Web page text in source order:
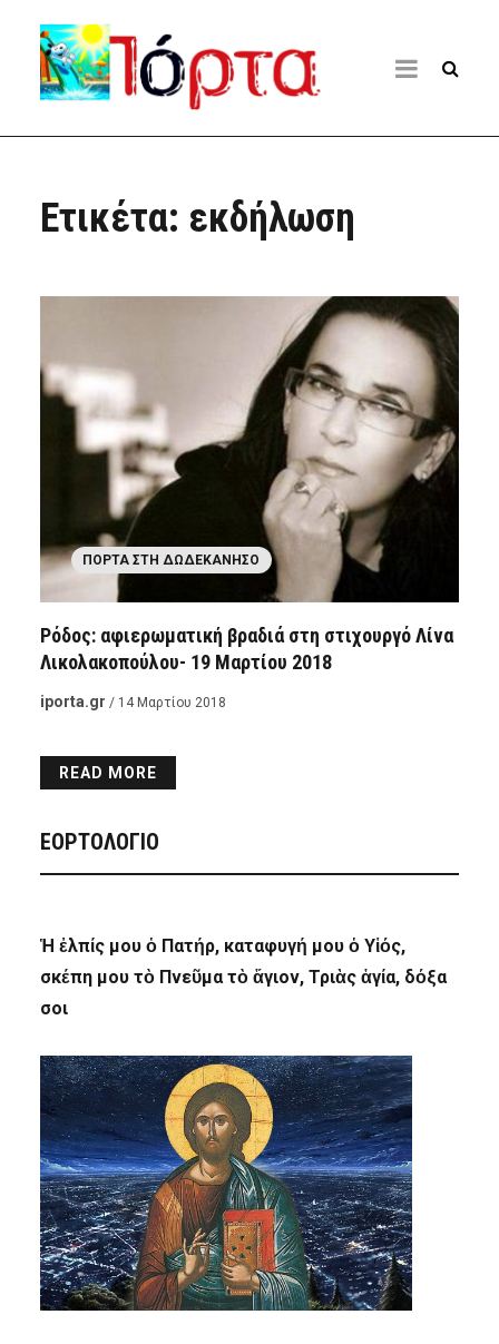
Ετικέτα: εκδήλωση
ΠΌΡΤΑ ΣΤΗ ΔΩΔΕΚΆΝΗΣΟ
Ρόδος: αφιερωματική βραδιά στη στιχουργό Λίνα
Λικολακοπούλου- 19 Μαρτίου 2018
iporta.gr / 14 Μαρτίου 2018
READ MORE
ΕΟΡΤΟΛΟΓΙΟ
Ἡ ἐλπίς μου ὁ Πατήρ, καταφυγή μου ὁ Υἱός,
σκέπη μου τὸ Πνεῦμα τὸ ἅγιον, Τριὰς ἁγία, δόξα
σοι